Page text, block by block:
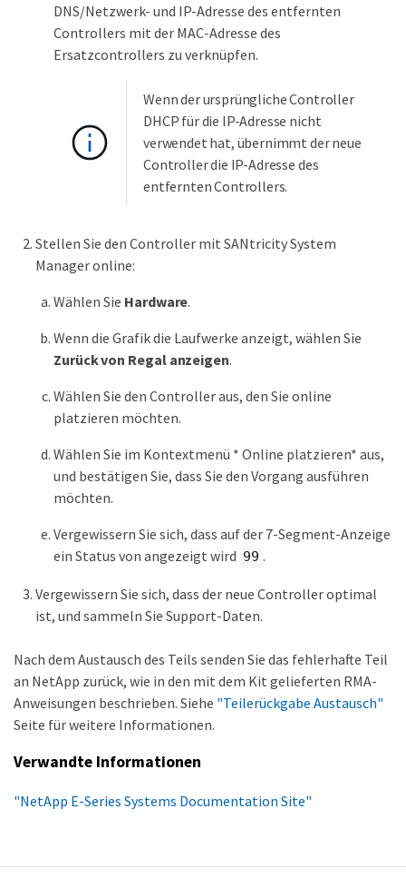
DNS/Netzwerk- und IP-Adresse des entfernten
Controllers mit der MAC-Adresse des
Ersatzcontrollers zu verknüpfen.
Wenn der ursprüngliche Controller
DHCP für die IP-Adresse nicht
verwendet hat, übernimmt der neue
Controller die IP-Adresse des
entfernten Controllers.
Stellen Sie den Controller mit SANtricity System
Manager online:
Wählen Sie Hardware.
Wenn die Grafik die Laufwerke anzeigt, wählen Sie
Zurück von Regal anzeigen.
Wählen Sie den Controller aus, den Sie online
platzieren möchten.
Wählen Sie im Kontextmenü * Online platzieren* aus,
und bestätigen Sie, dass Sie den Vorgang ausführen
möchten.
Vergewissern Sie sich, dass auf der 7-Segment-Anzeige
ein Status von angezeigt wird 99 .
Vergewissern Sie sich, dass der neue Controller optimal
ist, und sammeln Sie Support-Daten.
Nach dem Austausch des Teils senden Sie das fehlerhafte Teil
an NetApp zurück, wie in den mit dem Kit gelieferten RMA-
Anweisungen beschrieben. Siehe "Teilerückgabe Austausch"
Seite für weitere Informationen.
Verwandte Informationen
"NetApp E-Series Systems Documentation Site"